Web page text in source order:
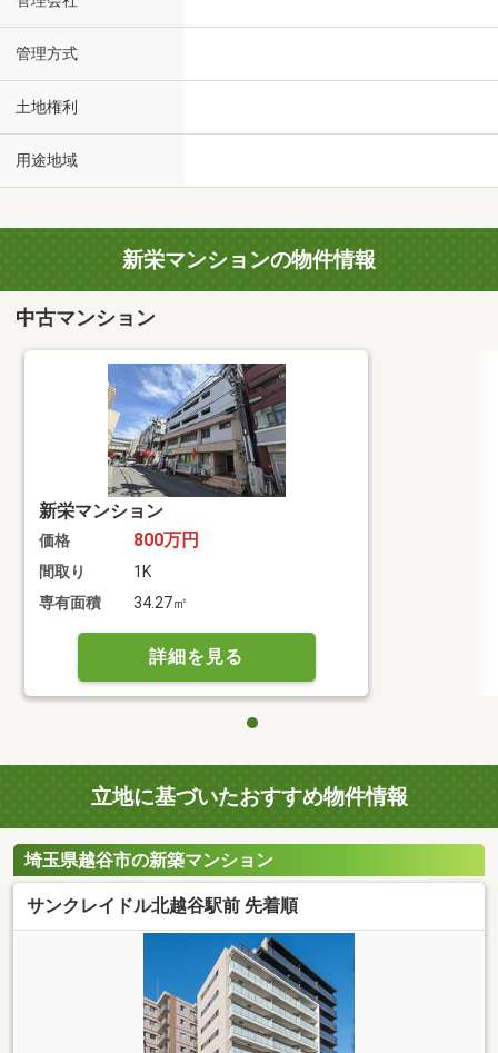
管理方式
土地権利
用途地域
新栄マンションの物件情報
中古マンション
新栄マンション
価格 800万円
間取り
1K
専有面積
34.27㎡
詳細を見る
立地に基づいたおすすめ物件情報
埼玉県越谷市の新築マンション
サンクレイドル北越谷駅前 先着順